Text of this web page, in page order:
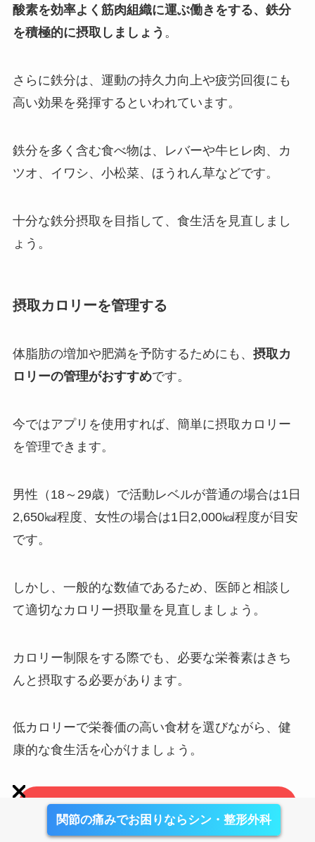
関節の痛みでお困りならシン・整形外科
酸素を効率よく筋肉組織に運ぶ働きをする、鉄分
を積極的に摂取しましょう 。
さらに鉄分は、運動の持久力向上や疲労回復にも
高い効果を発揮するといわれています。
鉄分を多く含む食べ物は、レバーや牛ヒレ肉、カ
ツオ、イワシ、小松菜、ほうれん草などです。
十分な鉄分摂取を目指して、食生活を見直しまし
ょう。
摂取カロリーを管理する
体脂肪の増加や肥満を予防するためにも、 摂取カ
ロリーの管理がおすすめです。
今ではアプリを使用すれば、簡単に摂取カロリー
を管理できます。
男性（18～29歳）で活動レベルが普通の場合は1日
2,650㎉程度、女性の場合は1日2,000㎉程度が目安
です。
しかし、一般的な数値であるため、医師と相談し
て適切なカロリー摂取量を見直しましょう。
カロリー制限をする際でも、必要な栄養素はきち
んと摂取する必要があります。
低カロリーで栄養価の高い食材を選びながら、健
康的な食生活を心がけましょう。
関節リウマチの改善にはシン・整形外科